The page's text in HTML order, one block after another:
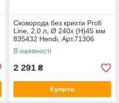
Сковорода без крихти Profi
Line, 2,0 л, Ø 240x (H)45 мм
835432 Hendi, Арт.71306
В наявності
2 291 ₴
Купити